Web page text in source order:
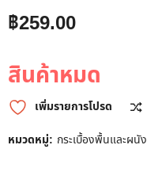
฿259.00
สินค้าหมด
เพิ่มรายการโปรด
หมวดหมู่: กระเบื้องพื้นและผนัง